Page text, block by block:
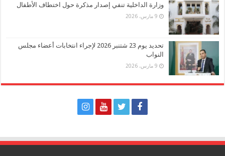
وزارة الداخلية تنفي إصدار مذكرة حول اختطاف الأطفال
9 مارس، 2026
تحديد يوم 23 شتنبر 2026 لإجراء انتخابات أعضاء مجلس
النواب
9 مارس، 2026